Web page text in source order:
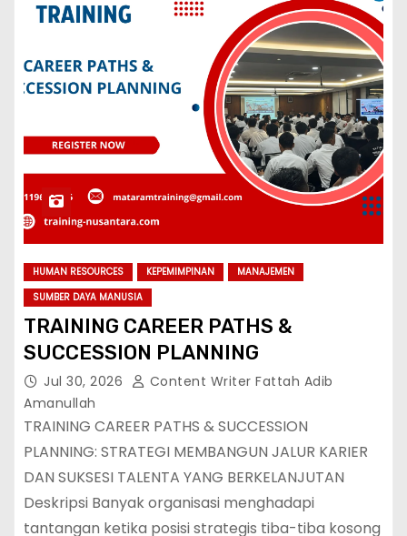
HUMAN RESOURCES KEPEMIMPINAN
MANAJEMEN
SUMBER DAYA MANUSIA
TRAINING CAREER PATHS &
SUCCESSION PLANNING
Jul 30, 2026
Content Writer Fattah Adib
Amanullah
TRAINING CAREER PATHS & SUCCESSION
PLANNING: STRATEGI MEMBANGUN JALUR KARIER
DAN SUKSESI TALENTA YANG BERKELANJUTAN
Deskripsi Banyak organisasi menghadapi
tantangan ketika posisi strategis tiba-tiba kosong